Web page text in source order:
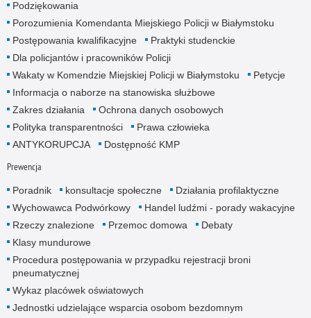
Podziękowania
Porozumienia Komendanta Miejskiego Policji w Białymstoku
Postępowania kwalifikacyjne
Praktyki studenckie
Dla policjantów i pracowników Policji
Wakaty w Komendzie Miejskiej Policji w Białymstoku
Petycje
Informacja o naborze na stanowiska służbowe
Zakres działania
Ochrona danych osobowych
Polityka transparentności
Prawa człowieka
ANTYKORUPCJA
Dostępność KMP
Prewencja
Poradnik konsultacje społeczne
Działania profilaktyczne
Wychowawca Podwórkowy
Handel ludźmi - porady wakacyjne
Rzeczy znalezione
Przemoc domowa
Debaty
Klasy mundurowe
Procedura postępowania w przypadku rejestracji broni
pneumatycznej
Wykaz placówek oświatowych
Jednostki udzielające wsparcia osobom bezdomnym